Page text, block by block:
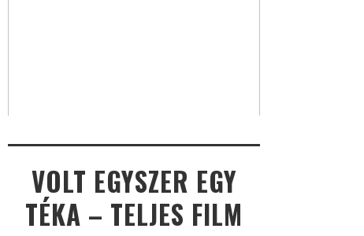
VOLT EGYSZER EGY
TÉKA – TELJES FILM